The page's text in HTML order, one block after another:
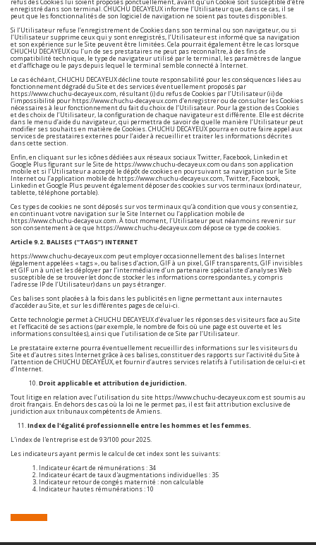
refus des Cookies lui soient proposés ponctuellement, avant qu’un Cookie soit susceptible d’être
enregistré dans son terminal. CHUCHU DECAYEUX informe l’Utilisateur que, dans ce cas, il se
peut que les fonctionnalités de son logiciel de navigation ne soient pas toutes disponibles.
Si l’Utilisateur refuse l’enregistrement de Cookies dans son terminal ou son navigateur, ou si
l’Utilisateur supprime ceux qui y sont enregistrés, l’Utilisateur est informé que sa navigation
et son expérience sur le Site peuvent être limitées. Cela pourrait également être le cas lorsque
CHUCHU DECAYEUX ou l’un de ses prestataires ne peut pas reconnaître, à des fins de
compatibilité technique, le type de navigateur utilisé par le terminal, les paramètres de langue
et d’affichage ou le pays depuis lequel le terminal semble connecté à Internet.
Le cas échéant, CHUCHU DECAYEUX décline toute responsabilité pour les conséquences liées au
fonctionnement dégradé du Site et des services éventuellement proposés par
https://www.chuchu-decayeux.com, résultant (i) du refus de Cookies par l’Utilisateur (ii) de
l’impossibilité pour https://www.chuchu-decayeux.com d’enregistrer ou de consulter les Cookies
nécessaires à leur fonctionnement du fait du choix de l’Utilisateur. Pour la gestion des Cookies
et des choix de l’Utilisateur, la configuration de chaque navigateur est différente. Elle est décrite
dans le menu d’aide du navigateur, qui permettra de savoir de quelle manière l’Utilisateur peut
modifier ses souhaits en matière de Cookies. CHUCHU DECAYEUX pourra en outre faire appel aux
services de prestataires externes pour l’aider à recueillir et traiter les informations décrites
dans cette section.
Enfin, en cliquant sur les icônes dédiées aux réseaux sociaux Twitter, Facebook, Linkedin et
Google Plus figurant sur le Site de https://www.chuchu-decayeux.com ou dans son application
mobile et si l’Utilisateur a accepté le dépôt de cookies en poursuivant sa navigation sur le Site
Internet ou l’application mobile de https://www.chuchu-decayeux.com, Twitter, Facebook,
Linkedin et Google Plus peuvent également déposer des cookies sur vos terminaux (ordinateur,
tablette, téléphone portable).
Ces types de cookies ne sont déposés sur vos terminaux qu’à condition que vous y consentiez,
en continuant votre navigation sur le Site Internet ou l’application mobile de
https://www.chuchu-decayeux.com. À tout moment, l’Utilisateur peut néanmoins revenir sur
son consentement à ce que https://www.chuchu-decayeux.com dépose ce type de cookies.
Article 9.2. BALISES (“TAGS”) INTERNET
https://www.chuchu-decayeux.com peut employer occasionnellement des balises Internet
(également appelées « tags », ou balises d’action, GIF à un pixel, GIF transparents, GIF invisibles
et GIF un à un) et les déployer par l’intermédiaire d’un partenaire spécialiste d’analyses Web
susceptible de se trouver (et donc de stocker les informations correspondantes, y compris
l’adresse IP de l’Utilisateur) dans un pays étranger.
Ces balises sont placées à la fois dans les publicités en ligne permettant aux internautes
d’accéder au Site, et sur les différentes pages de celui-ci.
Cette technologie permet à CHUCHU DECAYEUX d’évaluer les réponses des visiteurs face au Site
et l’efficacité de ses actions (par exemple, le nombre de fois où une page est ouverte et les
informations consultées), ainsi que l’utilisation de ce Site par l’Utilisateur.
Le prestataire externe pourra éventuellement recueillir des informations sur les visiteurs du
Site et d’autres sites Internet grâce à ces balises, constituer des rapports sur l’activité du Site à
l’attention de CHUCHU DECAYEUX, et fournir d’autres services relatifs à l’utilisation de celui-ci et
d’Internet.
Droit applicable et attribution de juridiction.
Tout litige en relation avec l’utilisation du site https://www.chuchu-decayeux.com est soumis au
droit français. En dehors des cas où la loi ne le permet pas, il est fait attribution exclusive de
juridiction aux tribunaux compétents de Amiens.
11.Index de l'égalité professionnelle entre les hommes et les femmes.
L'index de l'entreprise est de 93/100 pour 2025.
Les indicateurs ayant permis le calcul de cet index sont les suivants:
Indicateur écart de rémunérations : 34
Indicateur écart de taux d'augmentations individuelles : 35
Indicateur retour de congés maternité : non calculable
Indicateur hautes rémunérations : 10